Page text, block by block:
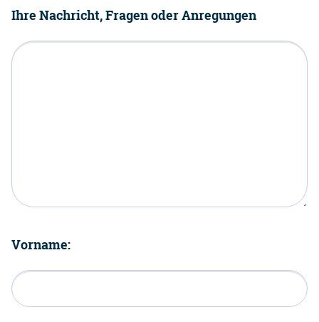
Ihre Nachricht, Fragen oder Anregungen
Vorname: